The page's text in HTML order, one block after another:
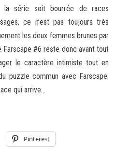
la série soit bourrée de races
ce n’est pas toujours très
les deux femmes brunes par
#6 reste donc avant tout
le caractère intimiste tout en
puzzle commun avec Farscape:
qui arrive…
Pinterest